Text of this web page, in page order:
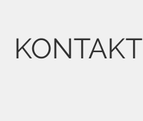
KONTAKT